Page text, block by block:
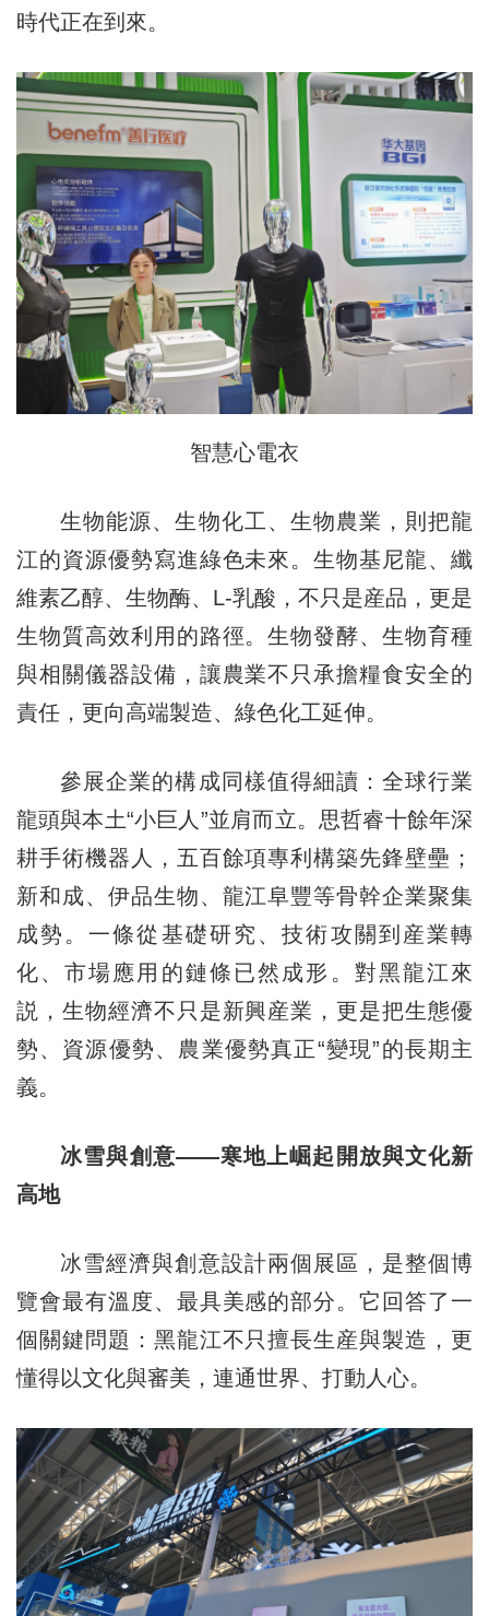
時代正在到來。
智慧心電衣
生物能源、生物化工、生物農業，則把龍
江的資源優勢寫進綠色未來。生物基尼龍、纖
維素乙醇、生物酶、L-乳酸，不只是産品，更是
生物質高效利用的路徑。生物發酵、生物育種
與相關儀器設備，讓農業不只承擔糧食安全的
責任，更向高端製造、綠色化工延伸。
參展企業的構成同樣值得細讀：全球行業
龍頭與本土“小巨人”並肩而立。思哲睿十餘年深
耕手術機器人，五百餘項專利構築先鋒壁壘；
新和成、伊品生物、龍江阜豐等骨幹企業聚集
成勢。一條從基礎研究、技術攻關到産業轉
化、市場應用的鏈條已然成形。對黑龍江來
説，生物經濟不只是新興産業，更是把生態優
勢、資源優勢、農業優勢真正“變現”的長期主
義。
冰雪與創意——寒地上崛起開放與文化新
高地
冰雪經濟與創意設計兩個展區，是整個博
覽會最有溫度、最具美感的部分。它回答了一
個關鍵問題：黑龍江不只擅長生産與製造，更
懂得以文化與審美，連通世界、打動人心。